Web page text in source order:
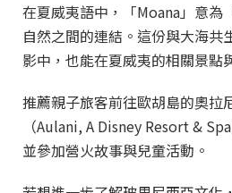
在夏威夷語中，「Moana」意為
自然之間的連結。這份與大海共
影中，也能在夏威夷的相關景點
推薦親子旅客前往歐胡島的奧拉
（Aulani, A Disney Resort &
並參加營火故事與兒童活動。